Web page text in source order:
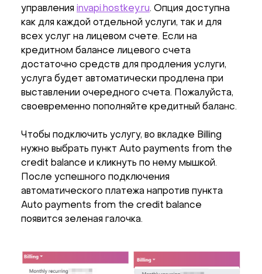
управления invapi.hostkey.ru. Опция доступна
как для каждой отдельной услуги, так и для
всех услуг на лицевом счете. Если на
кредитном балансе лицевого счета
достаточно средств для продления услуги,
услуга будет автоматически продлена при
выставлении очередного счета. Пожалуйста,
своевременно пополняйте кредитный баланс.
Чтобы подключить услугу, во вкладке Billing
нужно выбрать пункт Auto payments from the
credit balance и кликнуть по нему мышкой.
После успешного подключения
автоматического платежа напротив пункта
Auto payments from the credit balance
появится зеленая галочка.